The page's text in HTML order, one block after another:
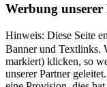
Werbung
Hinweis: Diese Seite
Banner und Textlinks.
markiert) klicken, so
unserer Partner